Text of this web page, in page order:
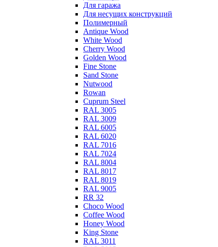
Для гаража
Для несущих конструкций
Полимерный
Antique Wood
White Wood
Cherry Wood
Golden Wood
Fine Stone
Sand Stone
Nutwood
Rowan
Cuprum Steel
RAL 3005
RAL 3009
RAL 6005
RAL 6020
RAL 7016
RAL 7024
RAL 8004
RAL 8017
RAL 8019
RAL 9005
RR 32
Choco Wood
Coffee Wood
Honey Wood
King Stone
RAL 3011